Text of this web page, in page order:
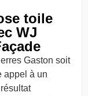
toile
WJ
Gaston soit
appel à un